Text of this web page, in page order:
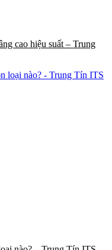
cao hiệu suất – Trung